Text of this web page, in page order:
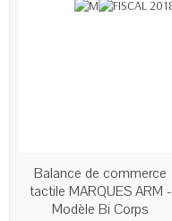
AVAILABLE
Balance de commerce
tactile MARQUES ARM -
Modèle Bi Corps